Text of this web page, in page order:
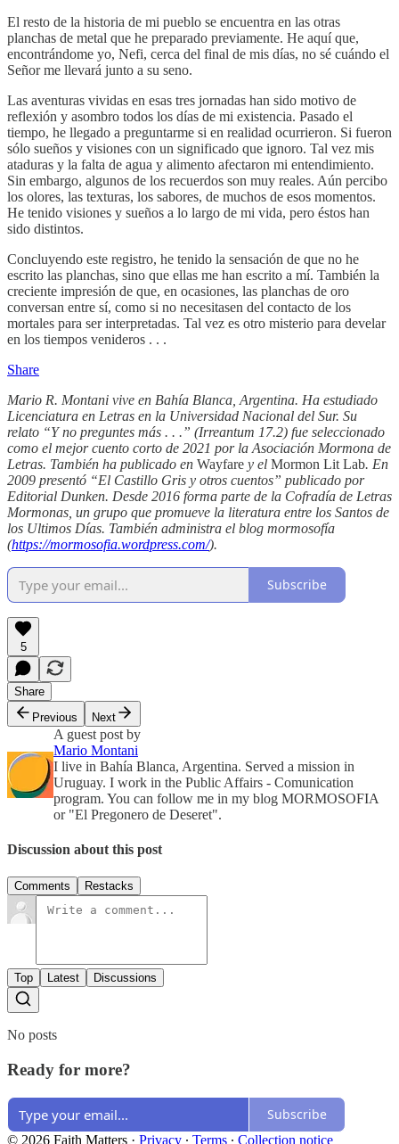
El resto de la historia de mi pueblo se encuentra en las otras
planchas de metal que he preparado previamente. He aquí que,
encontrándome yo, Nefi, cerca del final de mis días, no sé cuándo el
Señor me llevará junto a su seno.
Las aventuras vividas en esas tres jornadas han sido motivo de
reflexión y asombro todos los días de mi existencia. Pasado el
tiempo, he llegado a preguntarme si en realidad ocurrieron. Si fueron
sólo sueños y visiones con un significado que ignoro. Tal vez mis
ataduras y la falta de agua y alimento afectaron mi entendimiento.
Sin embargo, algunos de los recuerdos son muy reales. Aún percibo
los olores, las texturas, los sabores, de muchos de esos momentos.
He tenido visiones y sueños a lo largo de mi vida, pero éstos han
sido distintos.
Concluyendo este registro, he tenido la sensación de que no he
escrito las planchas, sino que ellas me han escrito a mí. También la
creciente impresión de que, en ocasiones, las planchas de oro
conversan entre sí, como si no necesitasen del contacto de los
mortales para ser interpretadas. Tal vez es otro misterio para develar
en los tiempos venideros . . .
Share
Mario R. Montani vive en Bahía Blanca, Argentina. Ha estudiado
Licenciatura en Letras en la Universidad Nacional del Sur. Su
relato “Y no preguntes más . . .” (Irreantum 17.2) fue seleccionado
como el mejor cuento corto de 2021 por la Asociación Mormona de
Letras. También ha publicado en Wayfare y el Mormon Lit Lab. En
2009 presentó “El Castillo Gris y otros cuentos” publicado por
Editorial Dunken. Desde 2016 forma parte de la Cofradía de Letras
Mormonas, un grupo que promueve la literatura entre los Santos de
los Ultimos Días. También administra el blog mormosofía
(https://mormosofia.wordpress.com/).
Subscribe
5
Share
Previous
Next
A guest post by
Mario Montani
I live in Bahía Blanca, Argentina. Served a mission in
Uruguay. I work in the Public Affairs - Comunication
program. You can follow me in my blog MORMOSOFIA
or "El Pregonero de Deseret".
Discussion about this post
Comments Restacks
Top Latest Discussions
No posts
Ready for more?
Subscribe
© 2026 Faith Matters · Privacy ∙ Terms ∙ Collection notice